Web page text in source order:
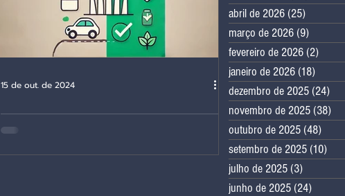
Imposto Seletivo: entre o discurso e a
realidade arrecadatória
15 de out. de 2024
abril de 2026 (25)
março de 2026 (9)
fevereiro de 2026 (2)
janeiro de 2026 (18)
dezembro de 2025 (24)
novembro de 2025 (38)
outubro de 2025 (48)
setembro de 2025 (10)
julho de 2025 (3)
junho de 2025 (24)